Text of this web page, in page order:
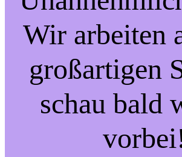
Wir arbeiten
großartigen
schau bald